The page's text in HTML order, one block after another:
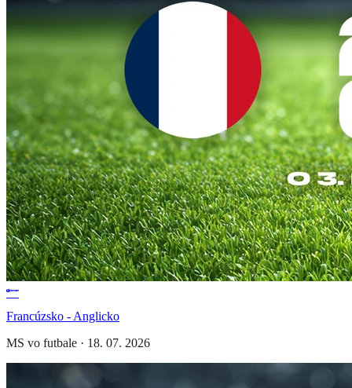
Francúzsko - Anglicko
MS vo futbale · 18. 07. 2026